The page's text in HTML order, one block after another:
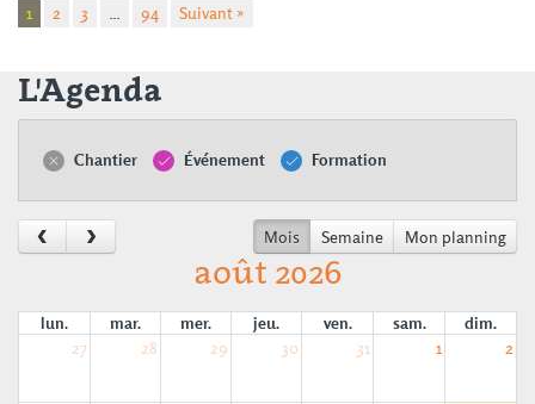
1 2 3 … 94 Suivant »
L'Agenda
Chantier Événement Formation
Mois Semaine Mon planning
août 2026
lun. mar. mer. jeu. ven. sam.
dim.
27
28 29 30 31 1 2